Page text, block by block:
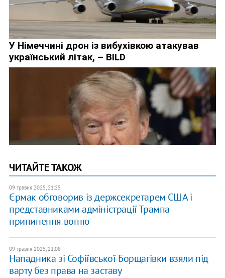
ЧИТАЙТЕ ТАКОЖ
09 травня 2025, 21:25
Єрмак обговорив із держсекретарем США і
представниками адміністрації Трампа
припинення вогню
09 травня 2025, 21:08
Нападника зі Софіївської Борщагівки взяли під
варту без права на заставу